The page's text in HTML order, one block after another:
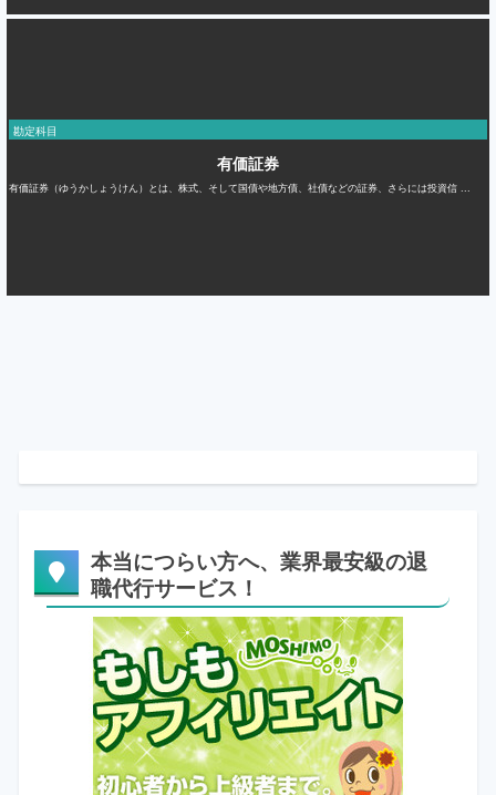
勘定科目
有価証券
有価証券（ゆうかしょうけん）とは、株式、そして国債や地方債、社債などの証券、さらには投資信 ...
本当につらい方へ、業界最安級の退
職代行サービス！